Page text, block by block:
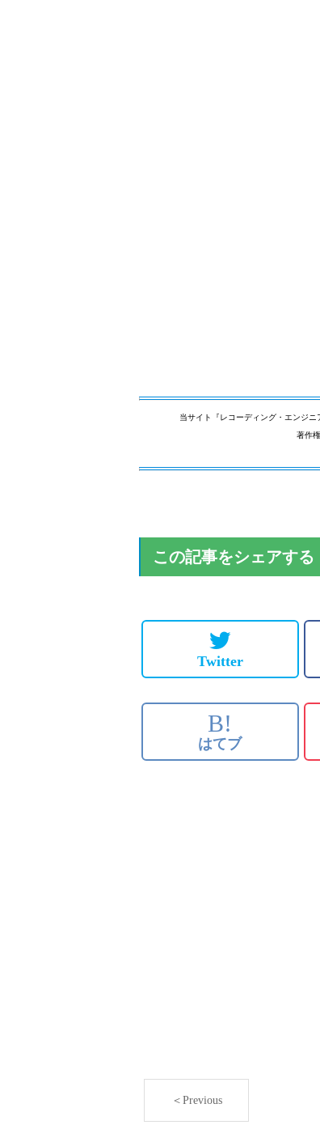
当サイト『レコーディング・エンジ
著作
この記事をシェアする
Twitter
B!
はてブ
＜Previous